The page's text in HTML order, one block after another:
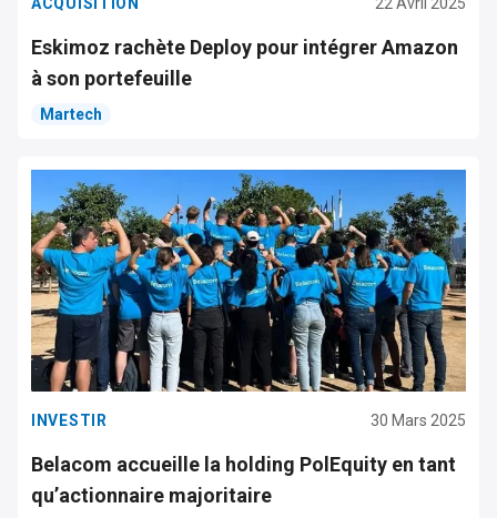
Eskimoz rachète Deploy pour intégrer Amazon
à son portefeuille
Martech
INVESTIR 30 Mars 2025
Belacom accueille la holding PolEquity en tant
qu’actionnaire majoritaire